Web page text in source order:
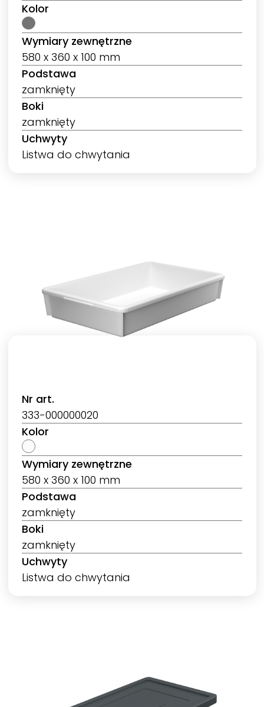
Kolor
Wymiary zewnętrzne
580 x 360 x 100 mm
Podstawa
zamknięty
Boki
zamknięty
Uchwyty
Listwa do chwytania
Nr art.
333-000000020
Kolor
Wymiary zewnętrzne
580 x 360 x 100 mm
Podstawa
zamknięty
Boki
zamknięty
Uchwyty
Listwa do chwytania